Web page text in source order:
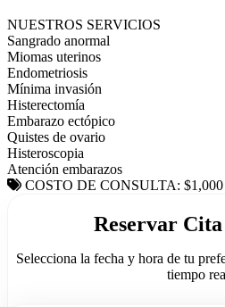
NUESTROS SERVICIOS
Sangrado anormal
Miomas uterinos
Endometriosis
Mínima invasión
Histerectomía
Embarazo ectópico
Quistes de ovario
Histeroscopia
Atención embarazos
COSTO DE CONSULTA:
Reservar
Selecciona la fecha y hora de tu
tiempo